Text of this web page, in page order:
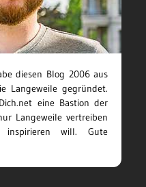
diesen Blog 2006 aus
Langeweile gegründet.
eine Bastion der
Langeweile vertreiben
inspirieren will. Gute